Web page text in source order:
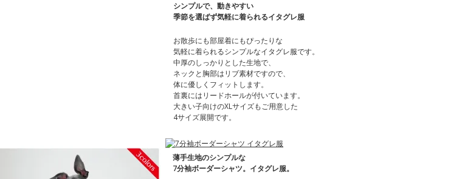
シンプルで、動きやすい
季節を選ばず気軽に着られるイタグレ服
お散歩にも部屋着にもぴったりな
気軽に着られるシンプルなイタグレ服です。
中厚のしっかりとした生地で、
ネックと胸部はリブ素材ですので、
体に優しくフィットします。
首裏にはリードホールが付いています。
大きい子向けのXLサイズもご用意した
4サイズ展開です。
薄手生地のシンプルな
7分袖ボーダーシャツ。イタグレ服。